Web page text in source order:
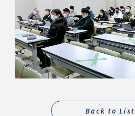
Back to List